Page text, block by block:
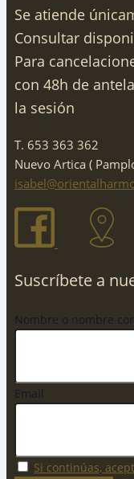
Se atiende
Consultar
Para
con 48h de
la sesión
T. 653 363 362
Nuevo Artica (
Suscríbete a
Nombre o nombre
Email
Si continúas,